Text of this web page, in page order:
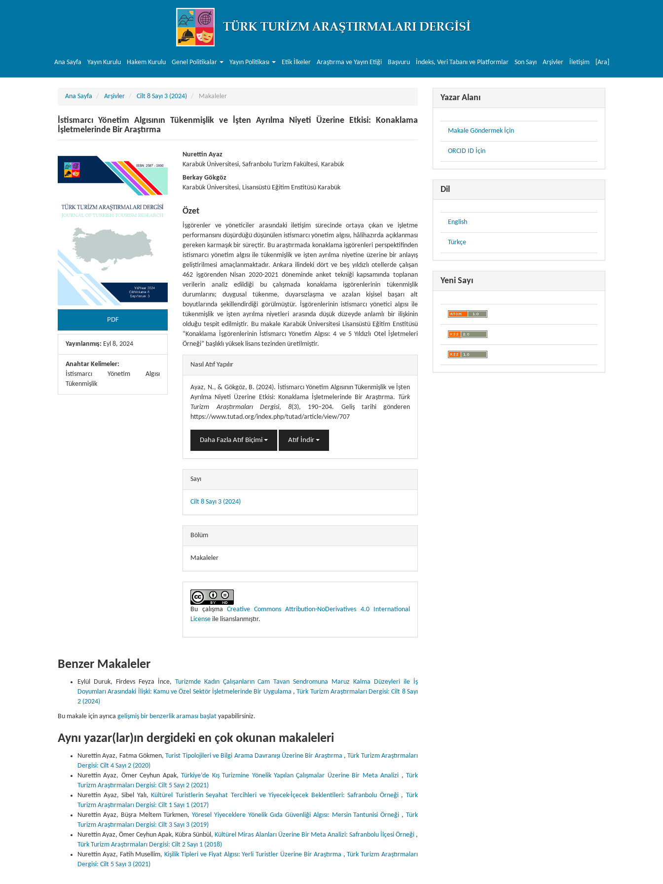
##plugins.themes.bootstrap3.accessible_menu.main_content##
Ana Sayfa Yayın Kurulu Hakem Kurulu Genel Politikalar Yayın Politikası Etik İlkeler Araştırma ve Yayın Etiği Başvuru İndeks, Veri Tabanı ve Platformlar Son Sayı Arşivler İletişim [Ara]
Ana Sayfa Arşivler Cilt 8 Sayı 3 (2024) Makaleler
İstismarcı Yönetim Algısının Tükenmişlik ve İşten Ayrılma Niyeti Üzerine Etkisi: Konaklama
İşletmelerinde Bir Araştırma
##plugins.themes.bootstrap3.article.sidebar##
PDF
Yayınlanmış: Eyl 8, 2024
Anahtar Kelimeler:
İstismarcı Yönetim Algısı
Tükenmişlik
##plugins.themes.bootstrap3.article.main##
Nurettin Ayaz
Karabük Üniversitesi, Safranbolu Turizm Fakültesi, Karabük
Berkay Gökgöz
Karabük Üniversitesi, Lisansüstü Eğitim Enstitüsü Karabük
Özet
İşgörenler ve yöneticiler arasındaki iletişim sürecinde ortaya çıkan ve işletme
performansını düşürdüğü düşünülen istismarcı yönetim algısı, hâlihazırda açıklanması
gereken karmaşık bir süreçtir. Bu araştırmada konaklama işgörenleri perspektifinden
istismarcı yönetim algısı ile tükenmişlik ve işten ayrılma niyetine üzerine bir anlayış
geliştirilmesi amaçlanmaktadır. Ankara ilindeki dört ve beş yıldızlı otellerde çalışan
462 işgörenden Nisan 2020-2021 döneminde anket tekniği kapsamında toplanan
verilerin analiz edildiği bu çalışmada konaklama işgörenlerinin tükenmişlik
durumlarını; duygusal tükenme, duyarsızlaşma ve azalan kişisel başarı alt
boyutlarında şekillendirdiği görülmüştür. İşgörenlerinin istismarcı yönetici algısı ile
tükenmişlik ve işten ayrılma niyetleri arasında düşük düzeyde anlamlı bir ilişkinin
olduğu tespit edilmiştir. Bu makale Karabük Üniversitesi Lisansüstü Eğitim Enstitüsü
“Konaklama İşgörenlerinin İstismarcı Yönetim Algısı: 4 ve 5 Yıldızlı Otel İşletmeleri
Örneği” başlıklı yüksek lisans tezinden üretilmiştir.
Nasıl Atıf Yapılır
Ayaz, N., & Gökgöz, B. (2024). İstismarcı Yönetim Algısının Tükenmişlik ve İşten
Ayrılma Niyeti Üzerine Etkisi: Konaklama İşletmelerinde Bir Araştırma. Türk
Turizm Araştırmaları Dergisi,8(3), 190–204. Geliş tarihi gönderen
https://www.tutad.org/index.php/tutad/article/view/707
Daha Fazla Atıf Biçimi Atıf İndir
Sayı
Cilt 8 Sayı 3 (2024)
Bölüm
Makaleler
Bu çalışma Creative Commons Attribution-NoDerivatives 4.0 International
License ile lisanslanmıştır.
Benzer Makaleler
Eylül Duruk, Firdevs Feyza İnce, Turizmde Kadın Çalışanların Cam Tavan Sendromuna Maruz Kalma Düzeyleri ile İş
Doyumları Arasındaki İlişki: Kamu ve Özel Sektör İşletmelerinde Bir Uygulama ,Türk Turizm Araştırmaları Dergisi: Cilt 8 Sayı
2 (2024)
Bu makale için ayrıca gelişmiş bir benzerlik araması başlat yapabilirsiniz.
Aynı yazar(lar)ın dergideki en çok okunan makaleleri
Nurettin Ayaz, Fatma Gökmen,Turist Tipolojileri ve Bilgi Arama Davranışı Üzerine Bir Araştırma ,Türk Turizm Araştırmaları
Dergisi: Cilt 4 Sayı 2 (2020)
Nurettin Ayaz, Ömer Ceyhun Apak,Türkiye’de Kış Turizmine Yönelik Yapılan Çalışmalar Üzerine Bir Meta Analizi , Türk
Turizm Araştırmaları Dergisi: Cilt 5 Sayı 2 (2021)
Nurettin Ayaz, Sibel Yalı,Kültürel Turistlerin Seyahat Tercihleri ve Yiyecek-İçecek Beklentileri: Safranbolu Örneği ,Türk
Turizm Araştırmaları Dergisi: Cilt 1 Sayı 1 (2017)
Nurettin Ayaz, Büşra Meltem Türkmen,Yöresel Yiyeceklere Yönelik Gıda Güvenliği Algısı: Mersin Tantunisi Örneği ,Türk
Turizm Araştırmaları Dergisi: Cilt 3 Sayı 3 (2019)
Nurettin Ayaz, Ömer Ceyhun Apak, Kübra Sünbül,Kültürel Miras Alanları Üzerine Bir Meta Analizi: Safranbolu İlçesi Örneği ,
Türk Turizm Araştırmaları Dergisi: Cilt 2 Sayı 1 (2018)
Nurettin Ayaz, Fatih Musellim,Kişilik Tipleri ve Fiyat Algısı: Yerli Turistler Üzerine Bir Araştırma ,Türk Turizm Araştırmaları
Dergisi: Cilt 5 Sayı 3 (2021)
Yazar Alanı
Makale Göndermek İçin
ORCID ID İçin
Dil
English
Türkçe
Yeni Sayı